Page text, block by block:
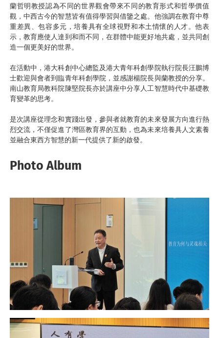
蘭哲明教授認為不同的世界觀會帶來不同的教育形式和哲學價值
觀，中西古今的智慧皆有值得學習與借鑒之處。他強調在教育中尊
重差異、包容多元，培養具有全球視野和本土情懷的人才。他表
示，教育應使人達到和而不同，在群體中能更好地共處，並共同創
造一個更美好的世界。
在活動中，港大科創中心總監及港大青年科創學院執行院長汪鵬博
士歡迎與會者到臨青年科創學院，並感謝楊院長與蘭教授的分享。
南山教育局教科院陳堅院長亦於講座中分享人工智慧時代中基礎教
育變革的思考。
是次講座從理念和實踐出發，參與者就教育的未來發展方向進行熱
烈交流，不僅促進了灣區教育界的互動，也為未來培養具人文素養
並融合東西方智慧的新一代提供了新的啟發。
Photo Album